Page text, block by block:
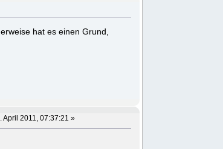
hat es einen Grund,
April 2011, 07:37:21 »